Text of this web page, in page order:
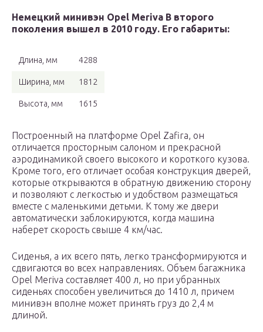
Немецкий минивэн Opel Meriva B второго
поколения вышел в 2010 году. Его габариты:
Длина, мм 4288
Ширина, мм 1812
Высота, мм 1615
Построенный на платформе Opel Zafira, он
отличается просторным салоном и прекрасной
аэродинамикой своего высокого и короткого кузова.
Кроме того, его отличает особая конструкция дверей,
которые открываются в обратную движению сторону
и позволяют с легкостью и удобством размещаться
вместе с маленькими детьми. К тому же двери
автоматически заблокируются, когда машина
наберет скорость свыше 4 км/час.
Сиденья, а их всего пять, легко трансформируются и
сдвигаются во всех направлениях. Объем багажника
Opel Meriva составляет 400 л, но при убранных
сиденьях способен увеличиться до 1410 л, причем
минивэн вполне может принять груз до 2,4 м
длиной.